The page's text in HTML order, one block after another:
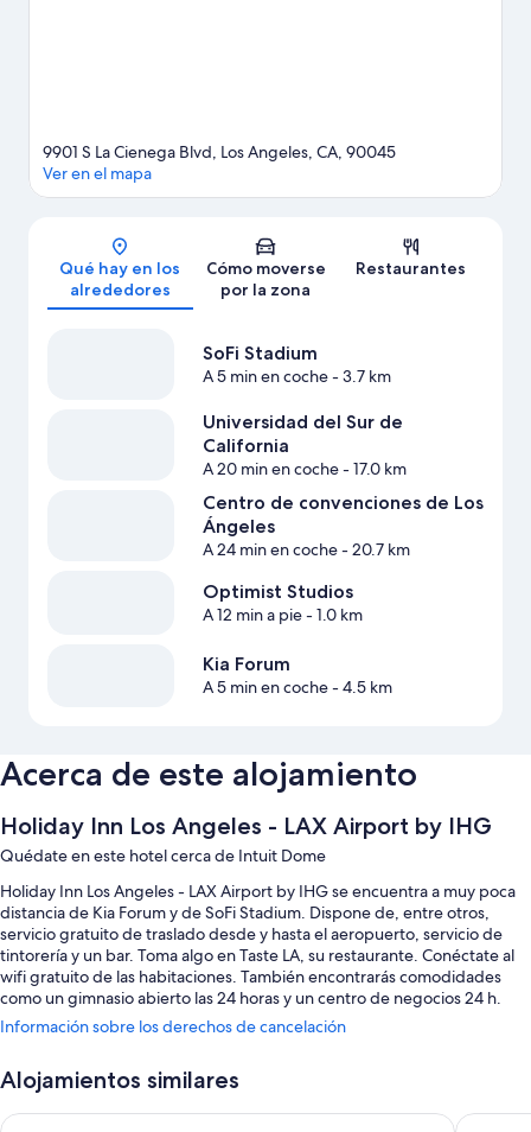
Mapa
9901 S La Cienega Blvd, Los Angeles, CA, 90045
Ver en el mapa
Qué hay en los
alrededores
Cómo moverse
por la zona
Restaurantes
SoFi Stadium
A 5 min en coche- 3.7 km
Universidad del Sur de
California
A 20 min en coche- 17.0 km
Centro de convenciones de Los
Ángeles
A 24 min en coche- 20.7 km
Optimist Studios
A 12 min a pie- 1.0 km
Kia Forum
A 5 min en coche- 4.5 km
Acerca de este alojamiento
Holiday Inn Los Angeles - LAX Airport by IHG
Quédate en este hotel cerca de Intuit Dome
Holiday Inn Los Angeles - LAX Airport by IHG se encuentra a muy poca
distancia de Kia Forum y de SoFi Stadium. Dispone de, entre otros,
servicio gratuito de traslado desde y hasta el aeropuerto, servicio de
tintorería y un bar. Toma algo en Taste LA, su restaurante. Conéctate al
wifi gratuito de las habitaciones. También encontrarás comodidades
como un gimnasio abierto las 24 horas y un centro de negocios 24 h.
Estos son algunos otros servicios de este hotel:
Una piscina al aire libre
Información sobre los derechos de cancelación
Alojamientos similares
Hilton Los Angeles Airport Hyatt